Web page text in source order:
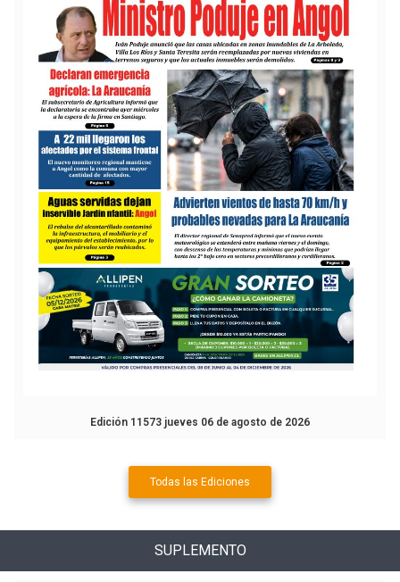
Edición 11573 jueves 06 de agosto de 2026
Todas las Ediciones
SUPLEMENTO